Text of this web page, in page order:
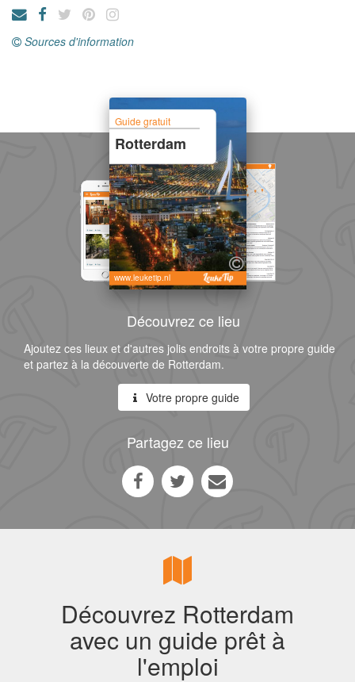
Sources d'information
Guide gratuit
Rotterdam
www.leuketip.nl
Découvrez ce lieu
Ajoutez ces lieux et d'autres jolis endroits à votre propre guide
et partez à la découverte de Rotterdam.
Votre propre guide
Partagez ce lieu
Découvrez Rotterdam
avec un guide prêt à
l'emploi